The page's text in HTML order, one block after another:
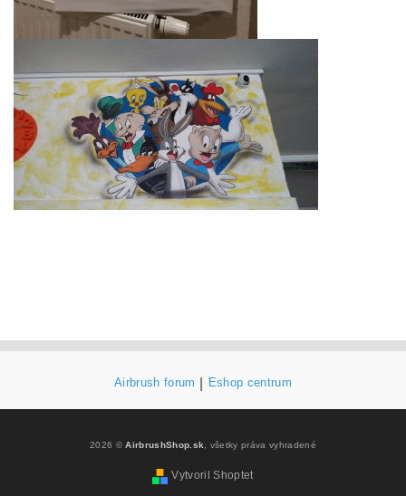
Airbrush forum Eshop centrum
2026 ©AirbrushShop.sk, všetky práva vyhradené
Vytvoril Shoptet